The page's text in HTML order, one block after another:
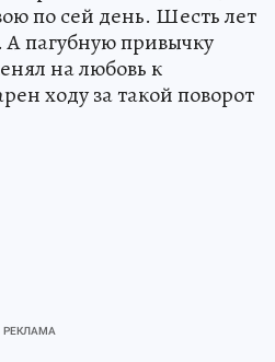
по сей день. Шесть лет
пагубную привычку
на любовь к
ходу за такой поворот